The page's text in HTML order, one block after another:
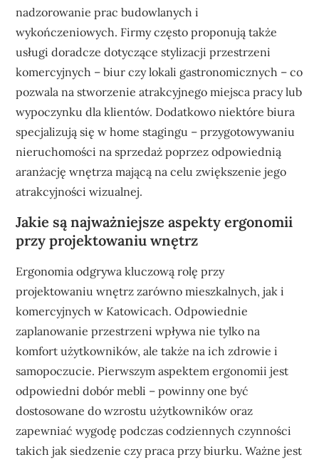
nadzorowanie prac budowlanych i
wykończeniowych. Firmy często proponują także
usługi doradcze dotyczące stylizacji przestrzeni
komercyjnych – biur czy lokali gastronomicznych – co
pozwala na stworzenie atrakcyjnego miejsca pracy lub
wypoczynku dla klientów. Dodatkowo niektóre biura
specjalizują się w home stagingu – przygotowywaniu
nieruchomości na sprzedaż poprzez odpowiednią
aranżację wnętrza mającą na celu zwiększenie jego
atrakcyjności wizualnej.
Jakie są najważniejsze aspekty ergonomii
przy projektowaniu wnętrz
Ergonomia odgrywa kluczową rolę przy
projektowaniu wnętrz zarówno mieszkalnych, jak i
komercyjnych w Katowicach. Odpowiednie
zaplanowanie przestrzeni wpływa nie tylko na
komfort użytkowników, ale także na ich zdrowie i
samopoczucie. Pierwszym aspektem ergonomii jest
odpowiedni dobór mebli – powinny one być
dostosowane do wzrostu użytkowników oraz
zapewniać wygodę podczas codziennych czynności
takich jak siedzenie czy praca przy biurku. Ważne jest